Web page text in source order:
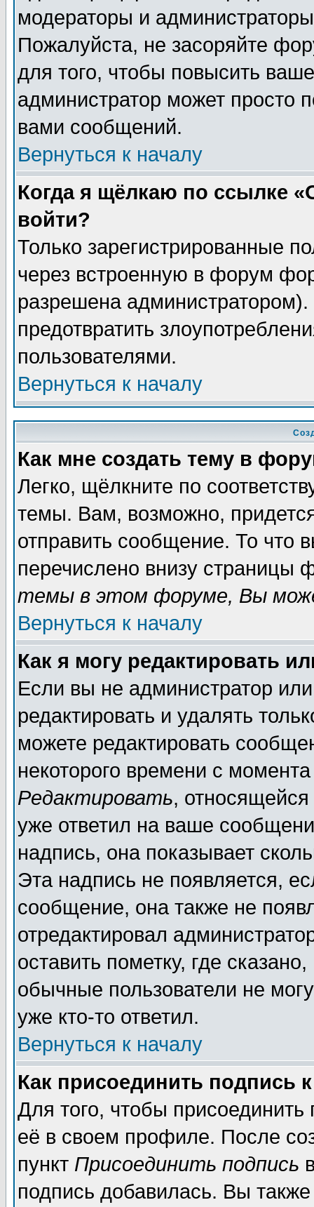
модераторы и
Пожалуйста, не засоряйте
для того, чтобы повысить
администратор может просто
вами сообщений.
Вернуться к началу
Когда я щёлкаю по ссылке
войти?
Только зарегистрированные
через встроенную в форум
разрешена
предотвратить
пользователями.
Вернуться к началу
Как мне создать тему в
Легко, щёлкните по
темы. Вам, возможно,
отправить сообщение. То что
перечислено внизу страницы
темы в этом форуме, Вы
Вернуться к началу
Как я могу редактировать
Если вы не администратор
редактировать и удалять
можете редактировать
некоторого времени с
Редактировать,
уже ответил на ваше
надпись, она показывает
Эта надпись не появляется,
сообщение, она также не
отредактировал
оставить пометку, где
обычные пользователи не
уже кто-то ответил.
Вернуться к началу
Как присоединить подпись
Для того, чтобы
её в своем профиле. После
пункт Присоединить подпись
подпись добавилась. Вы